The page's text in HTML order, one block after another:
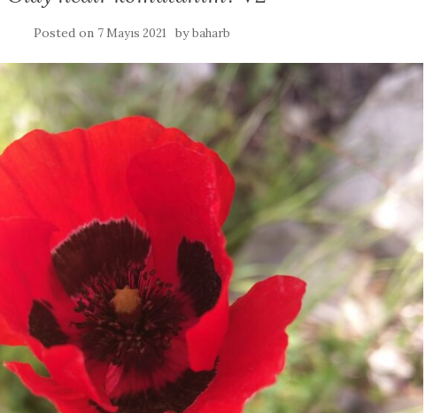
Posted on 7 Mayıs 2021 bybaharb